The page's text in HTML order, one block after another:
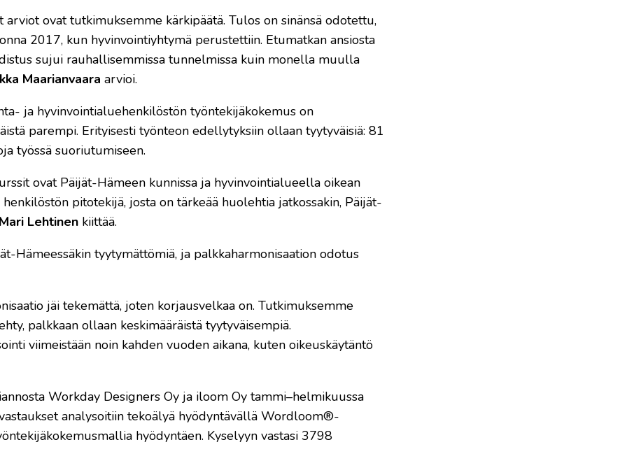
ovat tutkimuksemme kärkipäätä. Tulos on sinänsä odotettu,
2017, kun hyvinvointiyhtymä perustettiin. Etumatkan ansiosta
sujui rauhallisemmissa tunnelmissa kuin monella muulla
Maarianvaara arvioi.
ja hyvinvointialuehenkilöstön työntekijäkokemus on
parempi. Erityisesti työnteon edellytyksiin ollaan tyytyväisiä: 81
työssä suoriutumiseen.
ovat Päijät-Hämeen kunnissa ja hyvinvointialueella oikean
pitotekijä, josta on tärkeää huolehtia jatkossakin, Päijät-
Lehtinen kiittää.
Hämeessäkin tyytymättömiä, ja palkkaharmonisaation odotus
jäi tekemättä, joten korjausvelkaa on. Tutkimuksemme
palkkaan ollaan keskimääräistä tyytyväisempiä.
viimeistään noin kahden vuoden aikana, kuten oikeuskäytäntö
Workday Designers Oy ja iloom Oy tammi–helmikuussa
analysoitiin tekoälyä hyödyntävällä Wordloom®-
hyödyntäen. Kyselyyn vastasi 3798